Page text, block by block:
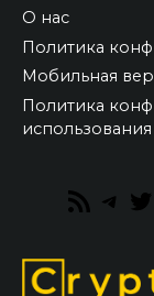
О нас
Политика
Мобильная
Политика
RSS